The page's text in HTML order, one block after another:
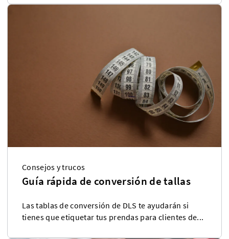
Consejos y trucos
Guía rápida de conversión de tallas
Las tablas de conversión de DLS te ayudarán si
tienes que etiquetar tus prendas para clientes de...